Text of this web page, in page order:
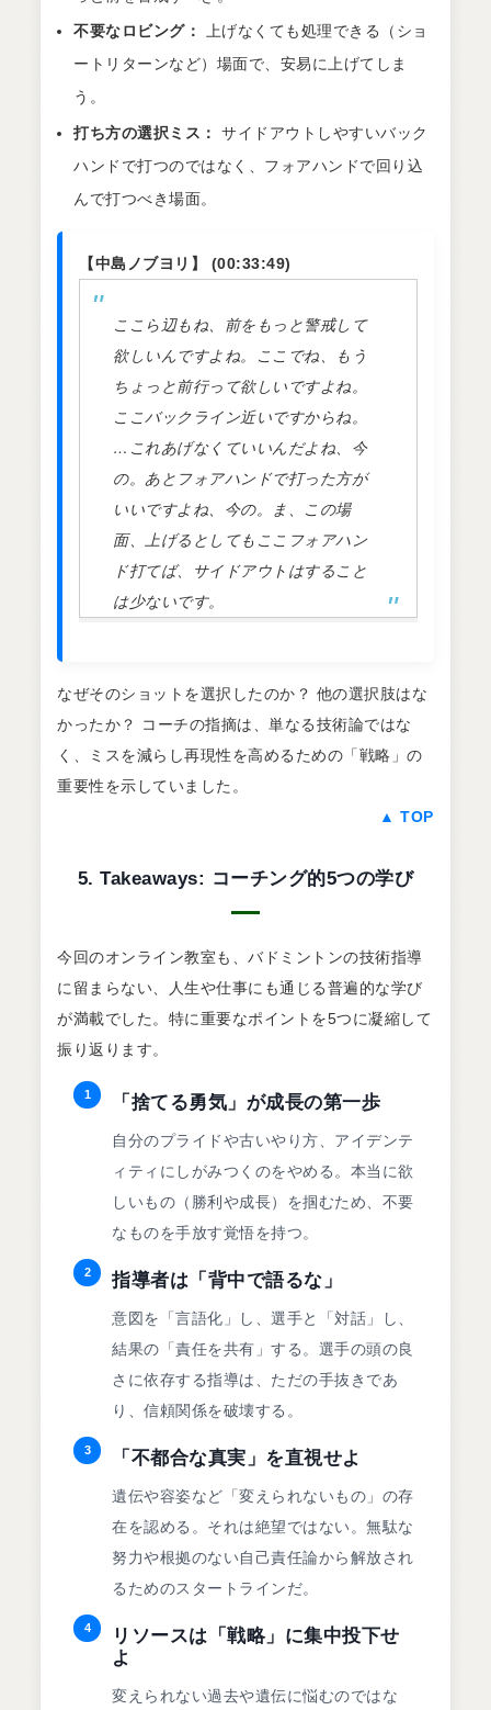
不要なロビング：
上げなくても処理できる（ショ
ートリターンなど）場面で、安易に上げてしま
う。
打ち方の選択ミス：
サイドアウトしやすいバック
ハンドで打つのではなく、フォアハンドで回り込
んで打つべき場面。
【中島ノブヨリ】 (00:33:49)
ここら辺もね、前をもっと警戒して
欲しいんですよね。ここでね、もう
ちょっと前行って欲しいですよね。
ここバックライン近いですからね。
…これあげなくていいんだよね、今
の。あとフォアハンドで打った方が
いいですよね、今の。ま、この場
面、上げるとしてもここフォアハン
ド打てば、サイドアウトはすること
は少ないです。
なぜそのショットを選択したのか？ 他の選択肢はな
かったか？ コーチの指摘は、単なる技術論ではな
く、ミスを減らし再現性を高めるための「戦略」の
重要性を示していました。
▲ TOP
5. Takeaways: コーチング的5つの学び
今回のオンライン教室も、バドミントンの技術指導
に留まらない、人生や仕事にも通じる普遍的な学び
が満載でした。特に重要なポイントを5つに凝縮して
振り返ります。
1 「捨てる勇気」が成長の第一歩
自分のプライドや古いやり方、アイデンテ
ィティにしがみつくのをやめる。本当に欲
しいもの（勝利や成長）を掴むため、不要
なものを手放す覚悟を持つ。
2 指導者は「背中で語るな」
意図を「言語化」し、選手と「対話」し、
結果の「責任を共有」する。選手の頭の良
さに依存する指導は、ただの手抜きであ
り、信頼関係を破壊する。
3 「不都合な真実」を直視せよ
遺伝や容姿など「変えられないもの」の存
在を認める。それは絶望ではない。無駄な
努力や根拠のない自己責任論から解放され
るためのスタートラインだ。
4
リソースは「戦略」に集中投下せ
よ
変えられない過去や遺伝に悩むのではな